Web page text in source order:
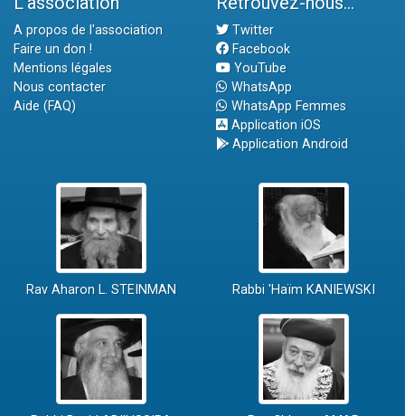
A propos de l'association
Faire un don !
Mentions légales
Nous contacter
Aide (FAQ)
Twitter
Facebook
YouTube
WhatsApp
WhatsApp Femmes
Application iOS
Application Android
Rav Aharon L. STEINMAN Rabbi 'Haïm KANIEWSKI